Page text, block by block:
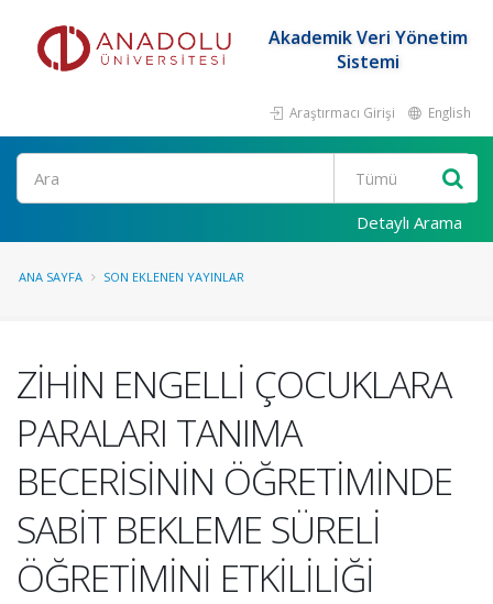
Akademik Veri Yönetim
Sistemi
Araştırmacı Girişi English
Ara
Detaylı Arama
ANA SAYFA SON EKLENEN YAYINLAR
ZİHİN ENGELLİ ÇOCUKLARA
PARALARI TANIMA
BECERİSİNİN ÖĞRETİMİNDE
SABİT BEKLEME SÜRELİ
ÖĞRETİMİNİ ETKİLİLİĞİ